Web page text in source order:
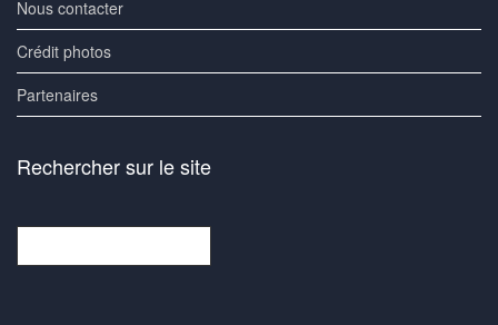
Nous contacter
Crédit photos
Partenaires
Rechercher sur le site